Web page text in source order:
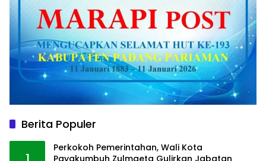
Berita Populer
Perkokoh Pemerintahan, Wali Kota